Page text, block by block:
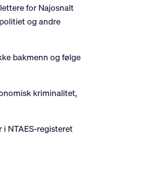
for Najosnalt
og andre
bakmenn og følge
kriminalitet,
NTAES-registeret